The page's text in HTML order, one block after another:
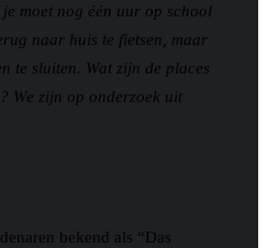
moet nog één uur op school
naar huis te fietsen, maar
te sluiten. Wat zijn de places
We zijn op onderzoek uit
bekend als “Das